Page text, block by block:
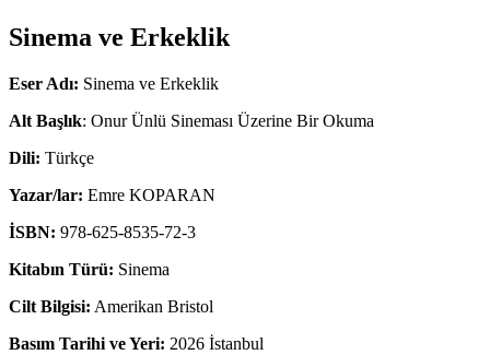
Sinema ve Erkeklik
Eser Adı: Sinema ve Erkeklik
Alt Başlık: Onur Ünlü Sineması Üzerine Bir Okuma
Dili: Türkçe
Yazar/lar: Emre KOPARAN
İSBN: 978-625-8535-72-3
Kitabın Türü: Sinema
Cilt Bilgisi: Amerikan Bristol
Basım Tarihi ve Yeri: 2026 İstanbul